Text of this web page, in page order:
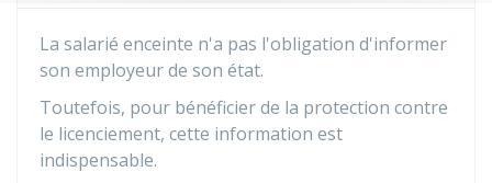
La salarié enceinte n'a pas l'obligation d'informer
son employeur de son état.
Toutefois, pour bénéficier de la protection contre
le licenciement, cette information est
indispensable.